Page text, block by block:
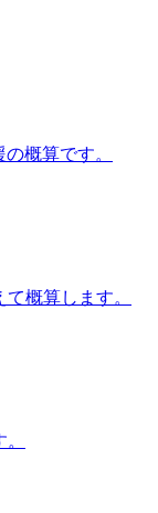
概算です。
概算します。